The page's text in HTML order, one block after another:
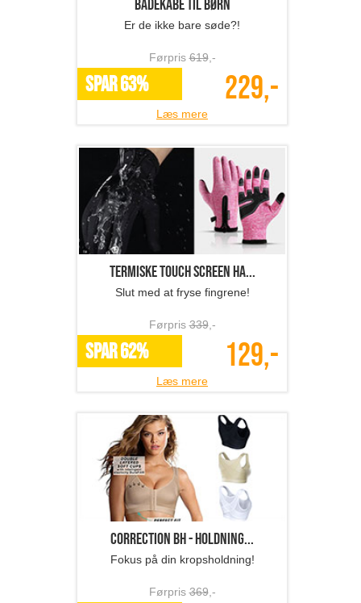
Badekåbe til børn
Er de ikke bare søde?!
Førpris619,-
SPAR 63% 229,-
Læs mere
Termiske touch screen ha...
Slut med at fryse fingrene!
Førpris339,-
SPAR 62% 129,-
Læs mere
Correction BH - holdning...
Fokus på din kropsholdning!
Førpris369,-